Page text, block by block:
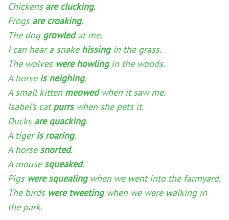
Chickens are clucking.
Frogs are croaking.
The dog growledat me.
I can hear a snake hissingin the grass.
The wolves were howlingin the woods.
A horse is neighing.
A small kitten meowedwhen it saw me.
Isabel’s catpurrswhen she pets it.
Ducks are quacking.
A tigeris roaring.
A horse snorted.
A mouse squeaked.
Pigs were squealingwhen we went into the farmyard.
The birds were tweetingwhen we were walking in
the park.